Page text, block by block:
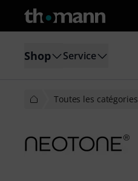
Shop Service
Toutes les catégories